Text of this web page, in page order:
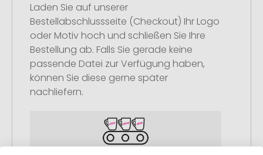
Laden Sie auf unserer
Bestellabschlussseite (Checkout) Ihr Logo
oder Motiv hoch und schließen Sie Ihre
Bestellung ab. Falls Sie gerade keine
passende Datei zur Verfügung haben,
können Sie diese gerne später
nachliefern.